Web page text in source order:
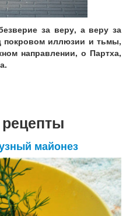
за веру, а веру за
покровом иллюзии и тьмы,
направлении, о Партха,
рецепты
майонез